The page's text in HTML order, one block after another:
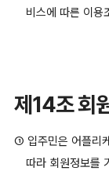
비스에 따른 이용
제14조 회
① 입주민은 어플리
따라 회원정보를